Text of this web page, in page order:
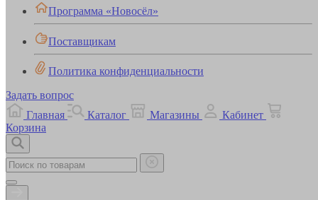
Программа «Новосёл»
Поставщикам
Политика конфиденциальности
Задать вопрос
Главная
Каталог Магазины
Кабинет
Корзина